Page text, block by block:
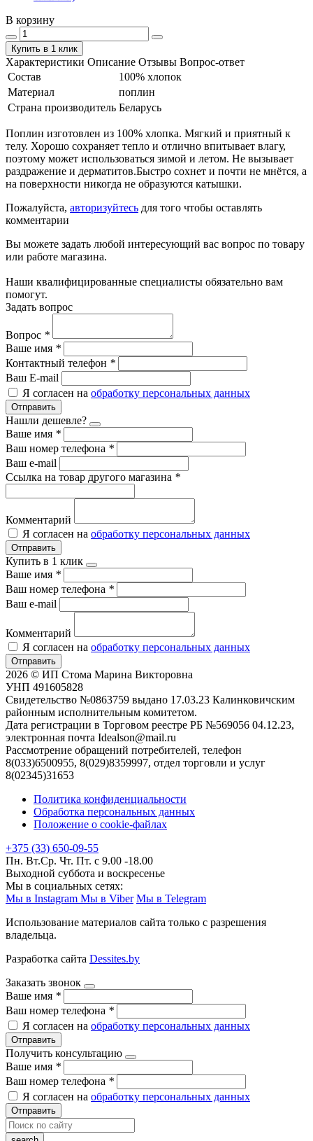
В корзину
Купить в 1 клик
Характеристики Описание Отзывы Вопрос-ответ
Состав
100% хлопок
Материал
поплин
Страна производитель Беларусь
Поплин изготовлен из 100% хлопка. Мягкий и приятный к
телу. Хорошо сохраняет тепло и отлично впитывает влагу,
поэтому может использоваться зимой и летом. Не вызывает
раздражение и дерматитов.Быстро сохнет и почти не мнётся, а
на поверхности никогда не образуются катышки.
Пожалуйста, авторизуйтесь для того чтобы оставлять
комментарии
Вы можете задать любой интересующий вас вопрос по товару
или работе магазина.
Наши квалифицированные специалисты обязательно вам
помогут.
Задать вопрос
Вопрос *
Ваше имя *
Контактный телефон *
Ваш E-mail
Я согласен на обработку персональных данных
Отправить
Нашли дешевле?
Ваше имя *
Ваш номер телефона *
Ваш e-mail
Ссылка на товар другого магазина *
Комментарий
Я согласен на обработку персональных данных
Отправить
Купить в 1 клик
Ваше имя *
Ваш номер телефона *
Ваш e-mail
Комментарий
Я согласен на обработку персональных данных
Отправить
2026 © ИП Стома Марина Викторовна
УНП 491605828
Свидетельство №0863759 выдано 17.03.23 Калинковичским
районным исполнительным комитетом.
Дата регистрации в Торговом реестре РБ №569056 04.12.23,
электронная почта Idealson@mail.ru
Рассмотрение обращений потребителей, телефон
8(033)6500955, 8(029)8359997, отдел торговли и услуг
8(02345)31653
Политика конфиденциальности
Обработка персональных данных
Положение о cookie-файлах
+375 (33) 650-09-55
Пн. Вт.Ср. Чт. Пт. с 9.00 -18.00
Выходной суббота и воскресенье
Мы в социальных сетях:
Мы в Instagram Мы в Viber Мы в Telegram
Использование материалов сайта только с разрешения
владельца.
Разработка сайта Dessites.by
Заказать звонок
Ваше имя *
Ваш номер телефона *
Я согласен на обработку персональных данных
Отправить
Получить консультацию
Ваше имя *
Ваш номер телефона *
Я согласен на обработку персональных данных
Отправить